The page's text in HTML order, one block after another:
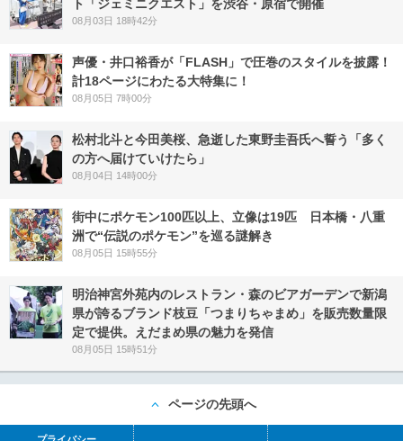
ト「ジェミニクエスト」を渋谷・原宿で開催
08月03日 18時42分
声優・井口裕香が「FLASH」で圧巻のスタイルを披露！
計18ページにわたる大特集に！
08月05日 7時00分
松村北斗と今田美桜、急逝した東野圭吾氏へ誓う「多く
の方へ届けていけたら」
08月04日 14時00分
街中にポケモン100匹以上、立像は19匹 日本橋・八重
洲で“伝説のポケモン”を巡る謎解き
08月05日 15時55分
明治神宮外苑内のレストラン・森のビアガーデンで新潟
県が誇るブランド枝豆「つまりちゃまめ」を販売数量限
定で提供。えだまめ県の魅力を発信
08月05日 15時51分
ページの先頭へ